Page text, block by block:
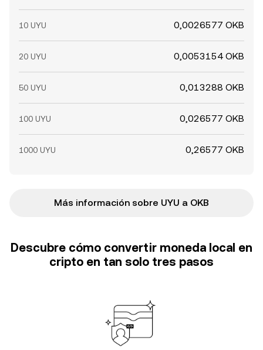
10 UYU 0,0026577 OKB
20 UYU 0,0053154 OKB
50 UYU 0,013288 OKB
100 UYU 0,026577 OKB
1000 UYU 0,26577 OKB
Más información sobre UYU a OKB
Descubre cómo convertir moneda local en
cripto en tan solo tres pasos